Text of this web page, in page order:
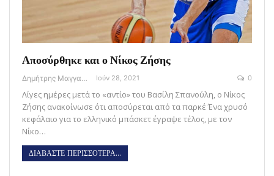
Αποσύρθηκε και ο Νίκος Ζήσης
Δημήτρης Μαγγανάρης Ιούν 28, 2021 0
Λίγες ημέρες μετά το «αντίο» του Βασίλη Σπανούλη, ο Νίκος
Ζήσης ανακοίνωσε ότι αποσύρεται από τα παρκέ Ένα χρυσό
κεφάλαιο για το ελληνικό μπάσκετ έγραψε τέλος, με τον
Νίκο…
ΔΙΑΒΑΣΤΕ ΠΕΡΙΣΣΟΤΕΡΑ...